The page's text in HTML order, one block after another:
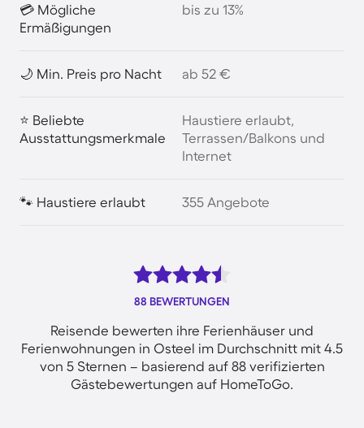
💳 Mögliche
Ermäßigungen
bis zu 13%
🌙 Min. Preis pro Nacht ab 52 €
⭐ Beliebte
Ausstattungsmerkmale
Haustiere erlaubt,
Terrassen/Balkons und
Internet
🐾 Haustiere erlaubt 355 Angebote
88 BEWERTUNGEN
Reisende bewerten ihre Ferienhäuser und
Ferienwohnungen in Osteel im Durchschnitt mit 4.5
von 5 Sternen – basierend auf 88 verifizierten
Gästebewertungen auf HomeToGo.